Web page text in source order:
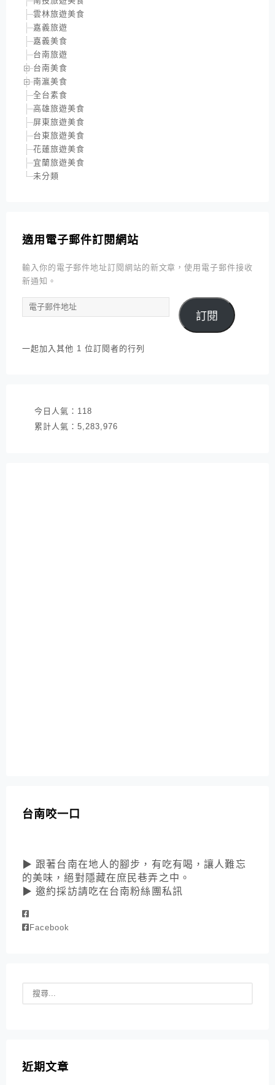
雲林旅遊美食
嘉義旅遊
嘉義美食
台南旅遊
台南美食
南瀛美食
全台素食
高雄旅遊美食
屏東旅遊美食
台東旅遊美食
花蓮旅遊美食
宜蘭旅遊美食
未分類
適用電子郵件訂閱網站
輸入你的電子郵件地址訂閱網站的新文章，使用電子郵件接收
新通知。
電
子
件
訂閱
一起加入其他 1 位訂閱者的行列
今日人氣： 118
累計人氣： 5,283,976
台南咬一口
▶ 跟著台南在地人的腳步，有吃有喝，讓人難忘
的美味，絕對隱藏在庶民巷弄之中。
▶ 邀約採訪請吃在台南粉絲團私訊
Facebook
近期文章